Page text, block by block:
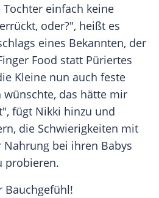
einfach keine
oder?", heißt es
eines Bekannten, der
Food statt Püriertes
Kleine nun auch feste
wünschte, das hätte mir
fügt Nikki hinzu und
die Schwierigkeiten mit
bei ihren Babys
probieren.
Bauchgefühl!